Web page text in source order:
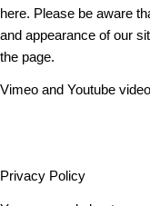
here. Please be aware
and appearance of our
the page.
Vimeo and Youtube
Privacy Policy